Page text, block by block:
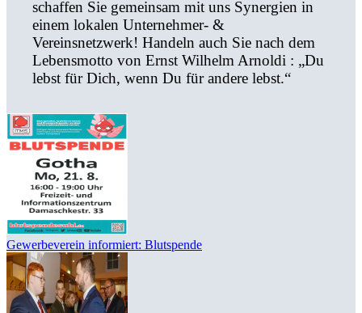
schaffen Sie gemeinsam mit uns Synergien in
einem lokalen Unternehmer- &
Vereinsnetzwerk! Handeln auch Sie nach dem
Lebensmotto von Ernst Wilhelm Arnoldi : „Du
lebst für Dich, wenn Du für andere lebst.“
Gewerbeverein informiert: Blutspende